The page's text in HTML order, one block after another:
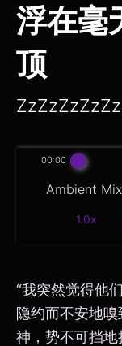
浮在毫
顶
Ambient
1.0x
00:00
“我突然觉得他
隐约而不安地
神，势不可挡